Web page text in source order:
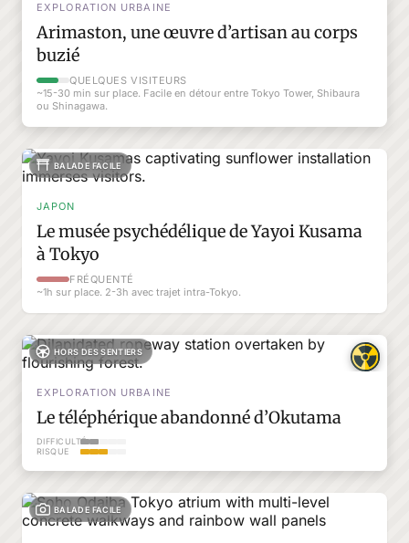
EXPLORATION URBAINE
Arimaston, une œuvre d’artisan au corps
buzié
QUELQUES VISITEURS
~15-30 min sur place. Facile en détour entre Tokyo Tower, Shibaura
ou Shinagawa.
BALADE FACILE
JAPON
Le musée psychédélique de Yayoi Kusama
à Tokyo
FRÉQUENTÉ
~1h sur place. 2-3h avec trajet intra-Tokyo.
HORS DES SENTIERS
EXPLORATION URBAINE
Le téléphérique abandonné d’Okutama
DIFFICULTÉ
RISQUE
BALADE FACILE